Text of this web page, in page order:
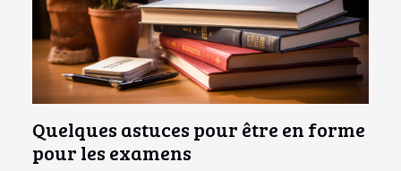
Quelques astuces pour être en forme
pour les examens